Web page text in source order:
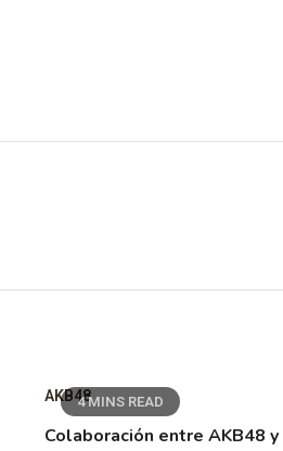
4 MINS READ
AKB48
Colaboración entre AKB48 y